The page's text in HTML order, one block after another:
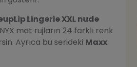
Lingerie XXL nude
mat rujların 24 farklı renk
Ayrıca bu serideki Maxx